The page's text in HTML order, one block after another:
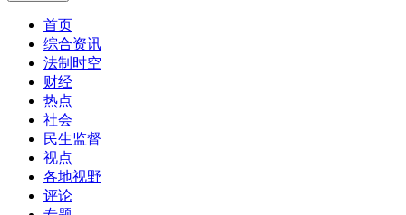
首页
综合资讯
法制时空
财经
热点
社会
民生监督
视点
各地视野
评论